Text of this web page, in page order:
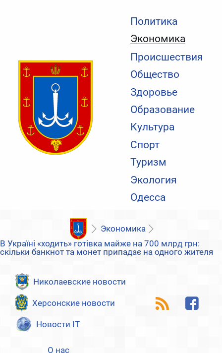
Политика
Экономика
Происшествия
Общество
Здоровье
Образование
Культура
Спорт
Туризм
Экология
Одесса
Экономика
В Україні «ходить» готівка майже на 700 млрд грн:
скільки банкнот та монет припадає на одного жителя
Николаевские новости
Херсонские новости
Новости IT
О нас